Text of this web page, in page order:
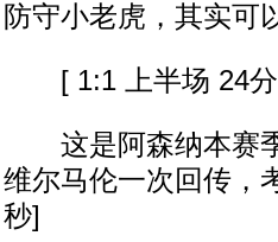
防守小老虎，其实可
[ 1:1 上半场 24分
这是阿森纳本赛季
维尔马伦一次回传，
秒]